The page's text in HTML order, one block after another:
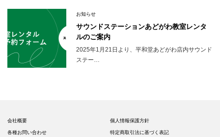
お知らせ
サウンドステーションあどがわ教室レンタ
ルのご案内
2025年1月21日より、平和堂あどがわ店内サウンド
ステー…
会社概要
各種お問い合わせ
個人情報保護方針
特定商取引法に基づく表記